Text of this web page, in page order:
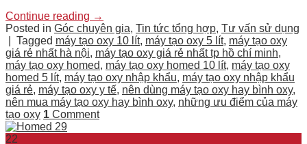
Continue reading →
Posted in Góc chuyên gia, Tin tức tổng hợp, Tư vấn sử dụng
Tagged máy tạo oxy 10 lít, máy tạo oxy 5 lít, máy tạo oxy
giá rẻ nhất hà nội, máy tạo oxy giá rẻ nhất tp hồ chí minh,
máy tạo oxy homed, máy tạo oxy homed 10 lít, máy tạo oxy
homed 5 lít, máy tạo oxy nhập khẩu, máy tạo oxy nhập khẩu
giá rẻ, máy tạo oxy y tế, nên dùng máy tạo oxy hay bình oxy,
nên mua máy tạo oxy hay bình oxy, những ưu điểm của máy
tạo oxy 1 Comment
22